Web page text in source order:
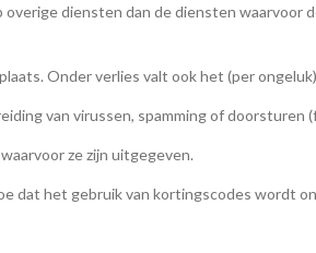
diensten dan de diensten waarvoor
Onder verlies valt ook het (per
van virussen, spamming of doorsturen
ze zijn uitgegeven.
dat het gebruik van kortingscodes wordt